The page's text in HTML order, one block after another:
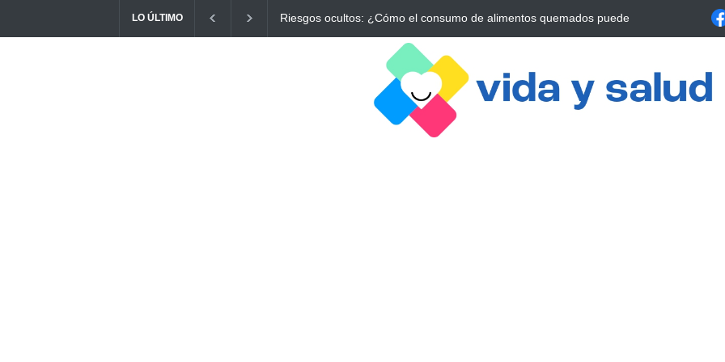
LO ÚLTIMO
el consumo de alimentos quemados puede Ayuno Digital: La Estrategia Esencial para Mejorar tu Bienestar La conexión vital